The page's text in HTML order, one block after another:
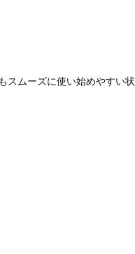
スムーズに使い始めやすい